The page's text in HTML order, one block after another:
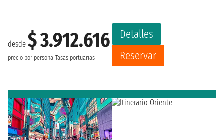
desde $ 3.912.616
precio por persona Tasas portuarias
Detalles
Reservar